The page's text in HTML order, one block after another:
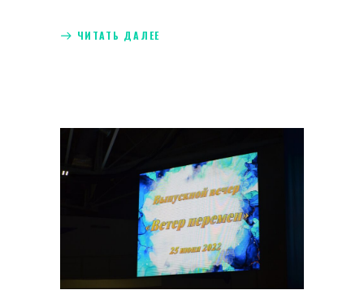
ЧИТАТЬ ДАЛЕЕ